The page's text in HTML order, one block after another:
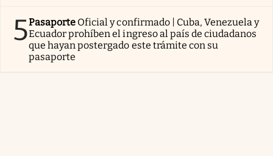
5Pasaporte Oficial y confirmado | Cuba, Venezuela y
Ecuador prohíben el ingreso al país de ciudadanos
que hayan postergado este trámite con su
pasaporte